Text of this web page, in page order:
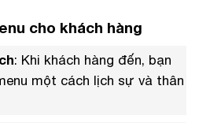
cho khách hàng
: Khi khách hàng đến, bạn
một cách lịch sự và thân